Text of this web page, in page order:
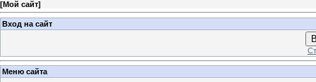
[Мой сайт]
Вход на сайт
Меню сайта